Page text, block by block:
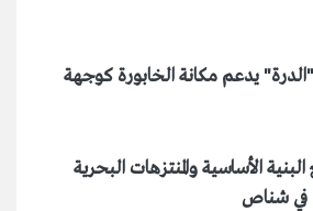
يدعم مكانة الخابورة كوجهة
الأساسية والمنتزهات البحرية
في شناص